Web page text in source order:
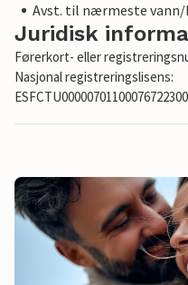
Avst. til nærmeste vann/
Juridisk
Førerkort- eller
Nasjonal registreringslisens: